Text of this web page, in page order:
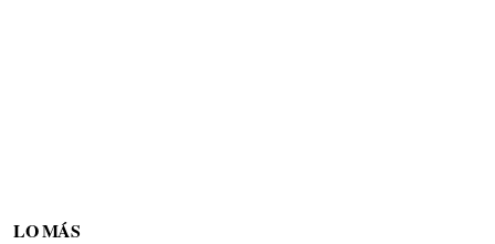
LO MÁS